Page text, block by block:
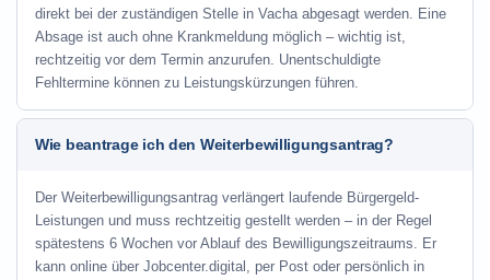
direkt bei der zuständigen Stelle in Vacha abgesagt werden. Eine
Absage ist auch ohne Krankmeldung möglich – wichtig ist,
rechtzeitig vor dem Termin anzurufen. Unentschuldigte
Fehltermine können zu Leistungskürzungen führen.
Wie beantrage ich den Weiterbewilligungsantrag?
Der Weiterbewilligungsantrag verlängert laufende Bürgergeld-
Leistungen und muss rechtzeitig gestellt werden – in der Regel
spätestens 6 Wochen vor Ablauf des Bewilligungszeitraums. Er
kann online über Jobcenter.digital, per Post oder persönlich in